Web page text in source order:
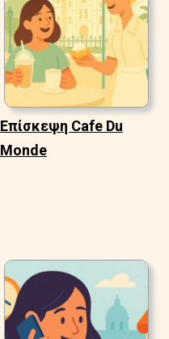
Επίσκεψη Cafe Du
Monde